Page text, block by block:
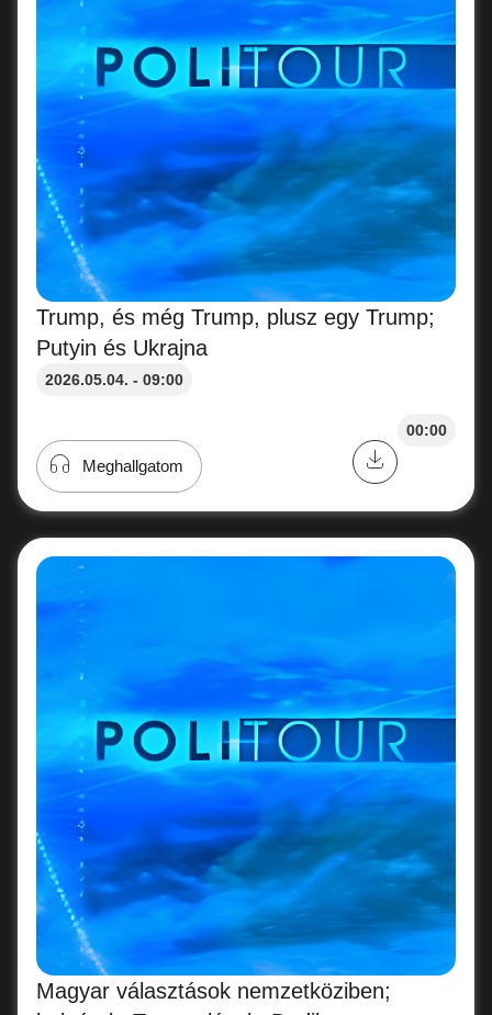
Trump, és még Trump, plusz egy Trump;
Putyin és Ukrajna
2026.05.04. - 09:00
00:00
Meghallgatom
Magyar választások nemzetköziben;